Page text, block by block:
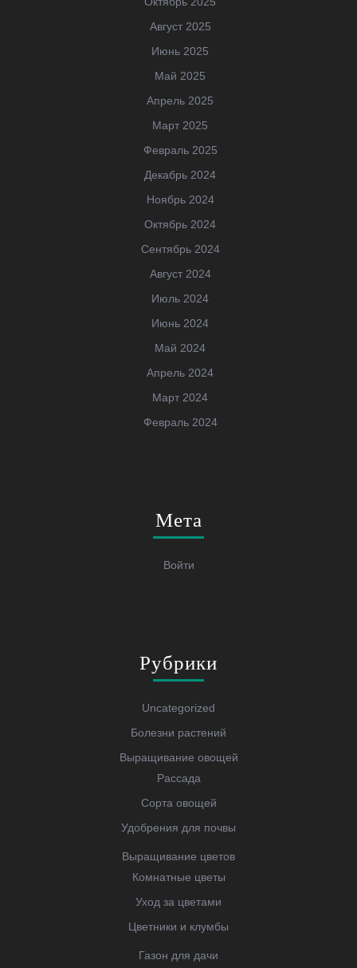
Август 2025
Июнь 2025
Май 2025
Апрель 2025
Март 2025
Февраль 2025
Декабрь 2024
Ноябрь 2024
Октябрь 2024
Сентябрь 2024
Август 2024
Июль 2024
Июнь 2024
Май 2024
Апрель 2024
Март 2024
Февраль 2024
Мета
Войти
Рубрики
Uncategorized
Болезни растений
Выращивание овощей
Рассада
Сорта овощей
Удобрения для почвы
Выращивание цветов
Комнатные цветы
Уход за цветами
Цветники и клумбы
Газон для дачи